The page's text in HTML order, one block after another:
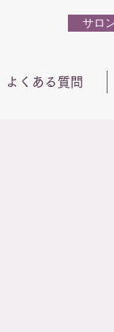
サロ
よくある質問